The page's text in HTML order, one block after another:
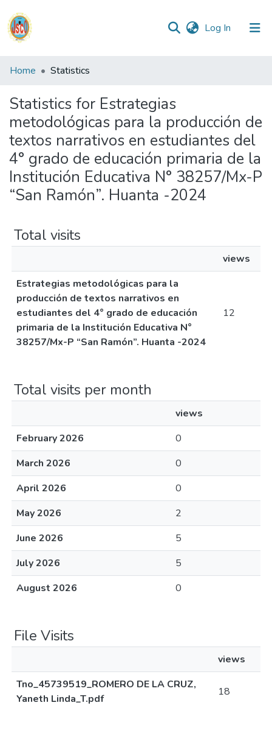
Log In (current)
Communities
Collections
All of DSpace
Reglamento
Formatos
Manuales
Home Statistics
Statistics for Estrategias
metodológicas para la producción de
textos narrativos en estudiantes del
4° grado de educación primaria de la
Institución Educativa N° 38257/Mx-P
“San Ramón”. Huanta -2024
Total visits
views
Estrategias metodológicas para la
producción de textos narrativos en
estudiantes del 4° grado de educación
primaria de la Institución Educativa N°
38257/Mx-P “San Ramón”. Huanta -2024
12
Total visits per month
views
February 2026
0
March 2026
0
April 2026
0
May 2026
2
June 2026
5
July 2026
5
August 2026
0
File Visits
views
Tno_45739519_ROMERO DE LA CRUZ,
Yaneth Linda_T.pdf
18